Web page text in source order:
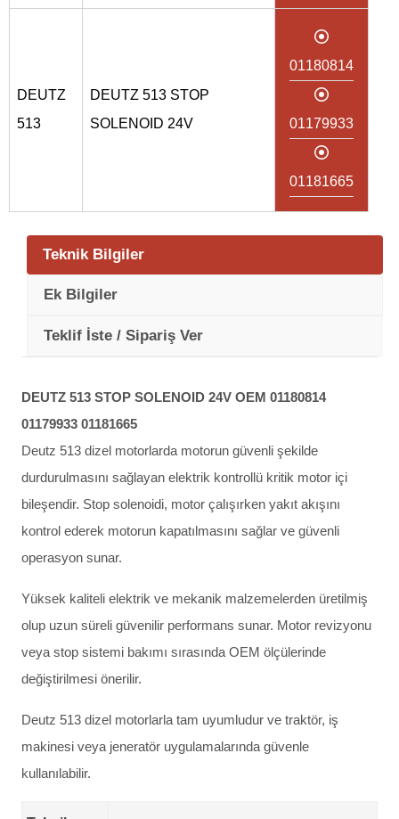
DEUTZ
513
DEUTZ 513 STOP
SOLENOID 24V
01180814
01179933
01181665
Teknik Bilgiler
Ek Bilgiler
Teklif İste / Sipariş Ver
DEUTZ 513 STOP SOLENOID 24V OEM 01180814
01179933 01181665
Deutz 513 dizel motorlarda motorun güvenli şekilde
durdurulmasını sağlayan elektrik kontrollü kritik motor içi
bileşendir. Stop solenoidi, motor çalışırken yakıt akışını
kontrol ederek motorun kapatılmasını sağlar ve güvenli
operasyon sunar.
Yüksek kaliteli elektrik ve mekanik malzemelerden üretilmiş
olup uzun süreli güvenilir performans sunar. Motor revizyonu
veya stop sistemi bakımı sırasında OEM ölçülerinde
değiştirilmesi önerilir.
Deutz 513 dizel motorlarla tam uyumludur ve traktör, iş
makinesi veya jeneratör uygulamalarında güvenle
kullanılabilir.